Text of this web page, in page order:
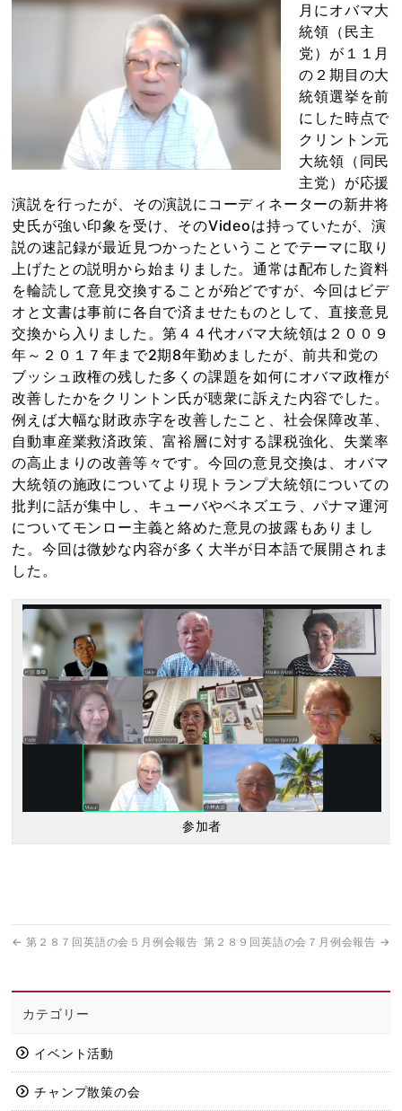
月にオバマ大
統領（民主
党）が１１月
の２期目の大
統領選挙を前
にした時点で
クリントン元
大統領（同民
主党）が応援
演説を行ったが、その演説にコーディネーターの新井将
史氏が強い印象を受け、そのVideoは持っていたが、演
説の速記録が最近見つかったということでテーマに取り
上げたとの説明から始まりました。通常は配布した資料
を輪読して意見交換することが殆どですが、今回はビデ
オと文書は事前に各自で済ませたものとして、直接意見
交換から入りました。第４４代オバマ大統領は２００９
年～２０１７年まで2期8年勤めましたが、前共和党の
ブッシュ政権の残した多くの課題を如何にオバマ政権が
改善したかをクリントン氏が聴衆に訴えた内容でした。
例えば大幅な財政赤字を改善したこと、社会保障改革、
自動車産業救済政策、富裕層に対する課税強化、失業率
の高止まりの改善等々です。今回の意見交換は、オバマ
大統領の施政についてより現トランプ大統領についての
批判に話が集中し、キューバやベネズエラ、パナマ運河
についてモンロー主義と絡めた意見の披露もありまし
た。今回は微妙な内容が多く大半が日本語で展開されま
した。
参加者
← 第２８７回英語の会５月例会報告 第２８９回英語の会７月例会報告 →
カテゴリー
イベント活動
チャンプ散策の会